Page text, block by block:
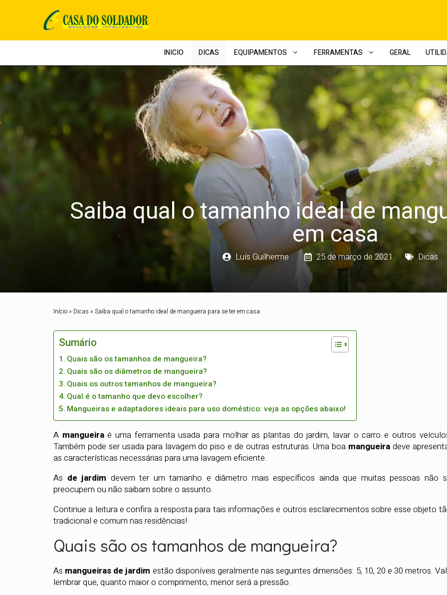
conteúdo
INICIO DICAS EQUIPAMENTOS FERRAMENTAS GERAL
Saiba qual o tamanho ideal de
em casa
Luís Guilherme 25 de março de 2021 Dicas
Início» Dicas » Saiba qual o tamanho ideal de mangueira para se ter em casa
Sumário
Quais são os tamanhos de mangueira?
Quais são os diâmetros de mangueira?
Quais os outros tamanhos de mangueira?
Qual é o tamanho que devo escolher?
Mangueiras e adaptadores ideais para uso doméstico: veja as opções abaixo!
A mangueiraé uma ferramenta usada para molhar as plantas do jardim, lavar o carro e outros
Também pode ser usada para lavagem do piso e de outras estruturas. Uma boa mangueiradeve
as características necessárias para uma lavagem eficiente.
As de jardim devem ter um tamanho e diâmetro mais específicos ainda que muitas pessoas não
preocupem ou não saibam sobre o assunto.
Continue a leitura e confira a resposta para tais informações e outros esclarecimentos sobre esse objeto
tradicional e comum nas residências!
Quais são os tamanhos de mangueira?
As mangueiras de jardim estão disponíveis geralmente nas seguintes dimensões: 5, 10, 20 e 30 metros.
lembrar que, quanto maior o comprimento, menor será a pressão.